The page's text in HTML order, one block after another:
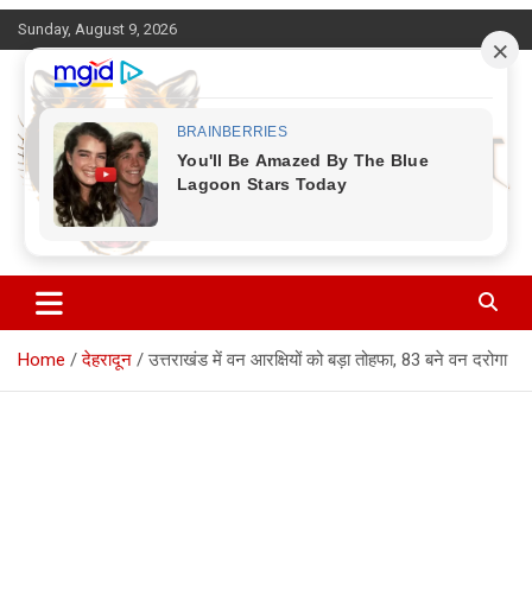
Skip
to
content
Sunday, August 9, 2026
Corbett Halchal (कॉर्बेट हलचल)
Home देहरादून उत्तराखंड में वन आरक्षियों को बड़ा तोहफा, 83 बने वन दरोगा